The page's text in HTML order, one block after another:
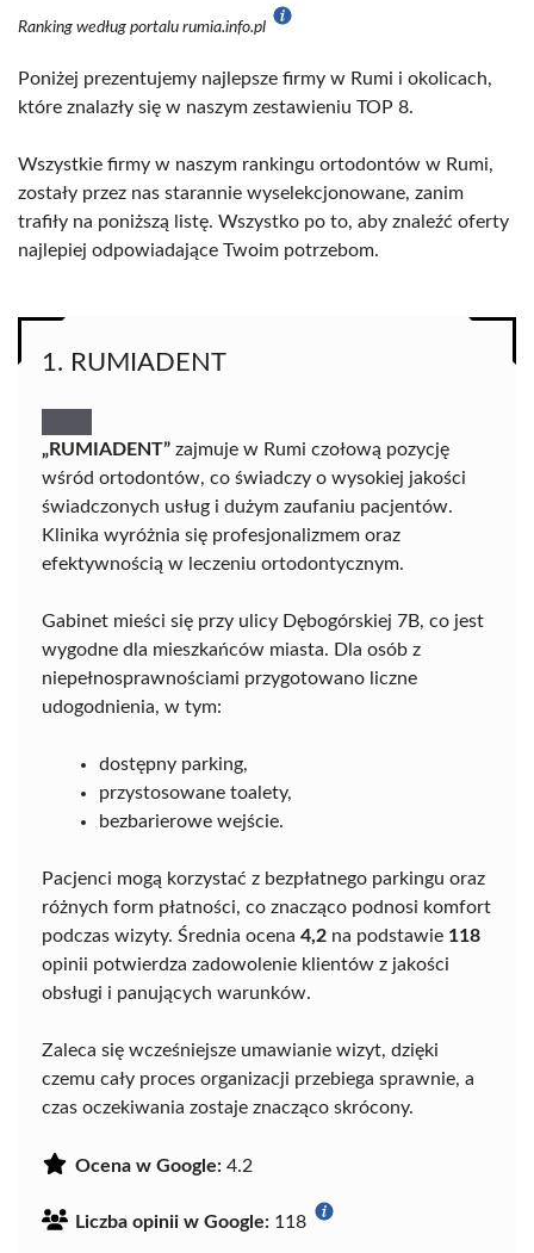
Ranking według portalu rumia.info.pl
Poniżej prezentujemy najlepsze firmy w Rumi i okolicach,
które znalazły się w naszym zestawieniu TOP 8.
Wszystkie firmy w naszym rankingu ortodontów w Rumi,
zostały przez nas starannie wyselekcjonowane, zanim
trafiły na poniższą listę. Wszystko po to, aby znaleźć oferty
najlepiej odpowiadające Twoim potrzebom.
1. RUMIADENT
„RUMIADENT” zajmuje w Rumi czołową pozycję
wśród ortodontów, co świadczy o wysokiej jakości
świadczonych usług i dużym zaufaniu pacjentów.
Klinika wyróżnia się profesjonalizmem oraz
efektywnością w leczeniu ortodontycznym.
Gabinet mieści się przy ulicy Dębogórskiej 7B, co jest
wygodne dla mieszkańców miasta. Dla osób z
niepełnosprawnościami przygotowano liczne
udogodnienia, w tym:
dostępny parking,
przystosowane toalety,
bezbarierowe wejście.
Pacjenci mogą korzystać z bezpłatnego parkingu oraz
różnych form płatności, co znacząco podnosi komfort
podczas wizyty. Średnia ocena 4,2 na podstawie 118
opinii potwierdza zadowolenie klientów z jakości
obsługi i panujących warunków.
Zaleca się wcześniejsze umawianie wizyt, dzięki
czemu cały proces organizacji przebiega sprawnie, a
czas oczekiwania zostaje znacząco skrócony.
Ocena w Google: 4.2
Liczba opinii w Google: 118